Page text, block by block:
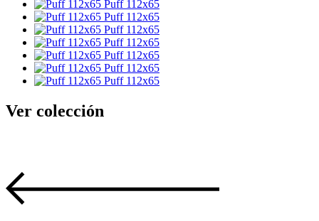
Puff 112x65
Puff 112x65
Puff 112x65
Puff 112x65
Puff 112x65
Puff 112x65
Puff 112x65
Ver colección